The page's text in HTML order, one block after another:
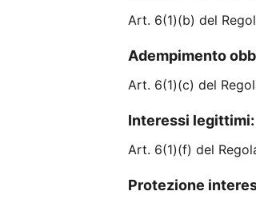
Art. 6(1)(b) del
Adempimento
Art. 6(1)(c) del
Interessi legittimi:
Art. 6(1)(f) del
Protezione